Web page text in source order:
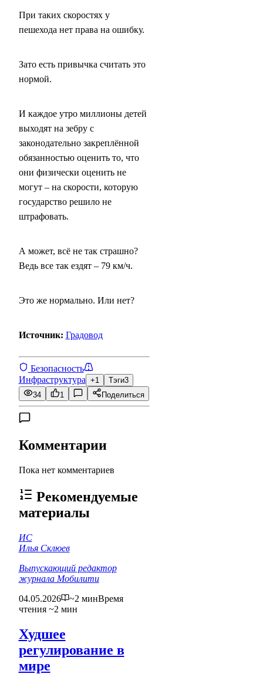
При таких скоростях у
пешехода нет права на ошибку.
Зато есть привычка считать это
нормой.
И каждое утро миллионы детей
выходят на зебру с
законодательно закреплённой
обязанностью оценить то, что
они физически оценить не
могут – на скорости, которую
государство решило не
штрафовать.
А может, всё не так страшно?
Ведь все так ездят – 79 км/ч.
Это же нормально. Или нет?
Источник: Градовод
Безопасность
Инфраструктура +1 Тэги3
34
1 Поделиться
Комментарии
Пока нет комментариев
Рекомендуемые
материалы
ИС
Илья Склюев
Выпускающий редактор
журнала Мобилити
04.05.2026
~2 минВремя
чтения ~2 мин
Худшее
регулирование в
мире